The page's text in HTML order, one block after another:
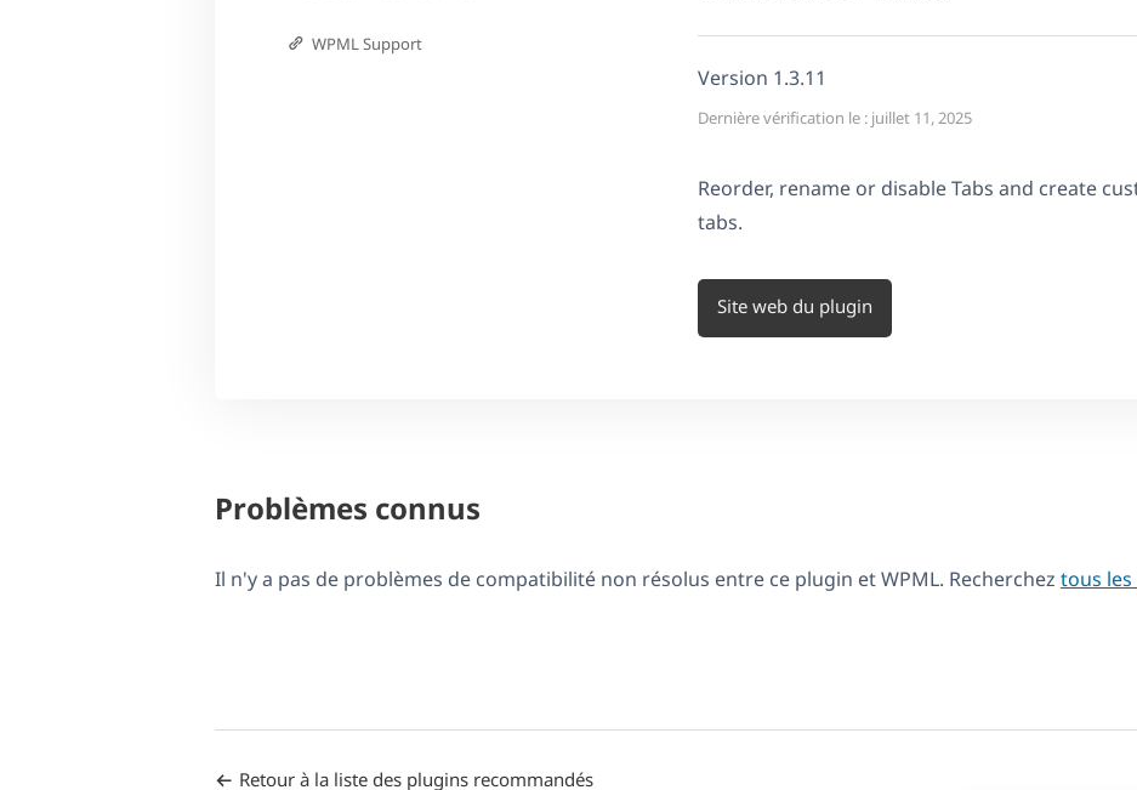
WPML Support
Version 1.3.11
Dernière vérification le : juillet 11, 2025
Reorder, rename or disable Tabs and create
tabs.
Site web du plugin
Problèmes connus
Il n'y a pas de problèmes de compatibilité non résolus entre ce plugin et WPML. Recherchez tous
Retour à la liste des plugins recommandés